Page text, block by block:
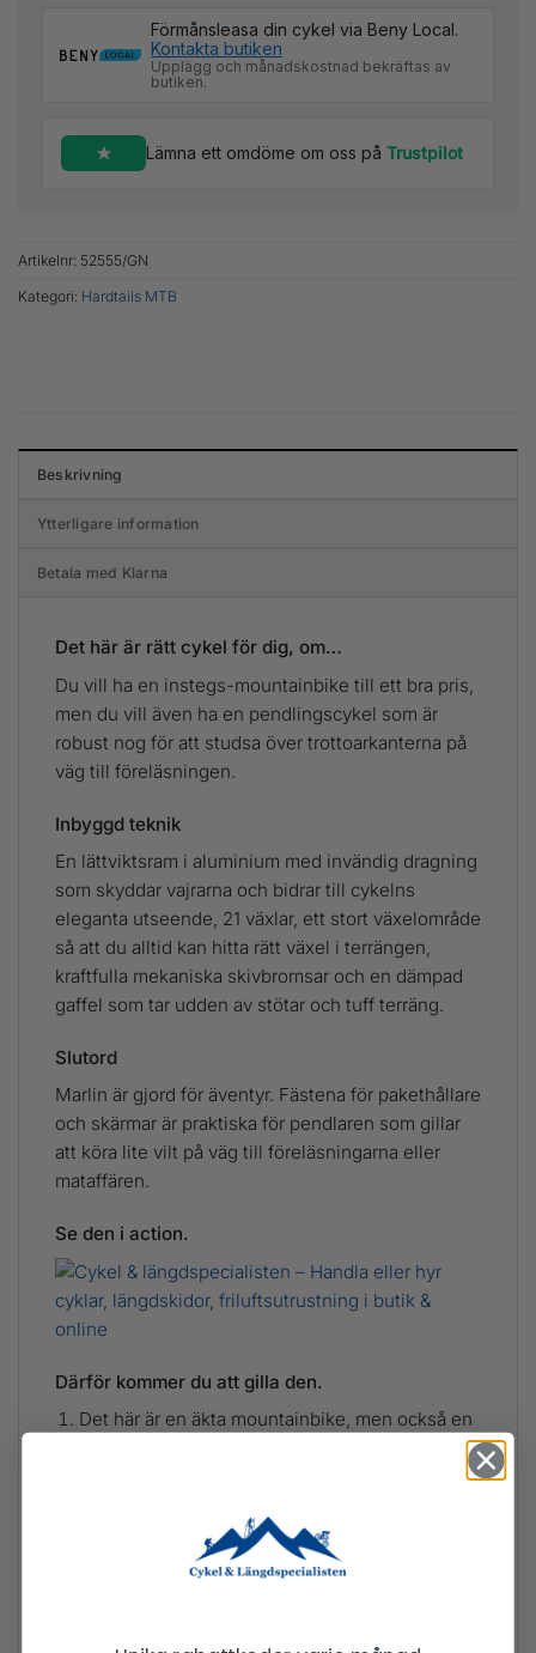
Förmånsleasa din cykel via Beny Local.
Kontakta butiken
Upplägg och månadskostnad bekräftas av
butiken.
Lämna ett omdöme om oss på Trustpilot
Artikelnr: 52555/GN
Kategori: Hardtails MTB
Beskrivning
Ytterligare information
Betala med Klarna
Det här är rätt cykel för dig, om…
Du vill ha en instegs-mountainbike till ett bra pris,
men du vill även ha en pendlingscykel som är
robust nog för att studsa över trottoarkanterna på
väg till föreläsningen.
Inbyggd teknik
En lättviktsram i aluminium med invändig dragning
som skyddar vajrarna och bidrar till cykelns
eleganta utseende, 21 växlar, ett stort växelområde
så att du alltid kan hitta rätt växel i terrängen,
kraftfulla mekaniska skivbromsar och en dämpad
gaffel som tar udden av stötar och tuff terräng.
Slutord
Marlin är gjord för äventyr. Fästena för pakethållare
och skärmar är praktiska för pendlaren som gillar
att köra lite vilt på väg till föreläsningarna eller
mataffären.
Se den i action.
Därför kommer du att gilla den.
Det här är en äkta mountainbike, men också en
perfekt cykel för vardagspendling eller för att ta
Och behöver du en pendlingscykel är allt
förberett med fästen för pakethållare och